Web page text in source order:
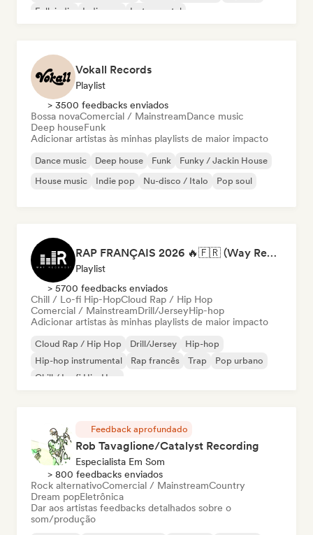
Folk indie
Indie pop Instrumental
Vokall Records
Playlist
> 3500 feedbacks enviados
Bossa novaComercial / MainstreamDance music
Deep houseFunk
Adicionar artistas às minhas playlists de maior impacto
Dance music Deep house Funk
Funky / Jackin House
House music
Indie pop Nu-disco / Italo Pop soul
RAP FRANÇAIS 2026 🔥🇫🇷 (Way Records)
Playlist
> 5700 feedbacks enviados
Chill / Lo-fi Hip-HopCloud Rap / Hip Hop
Comercial / MainstreamDrill/JerseyHip-hop
Adicionar artistas às minhas playlists de maior impacto
Cloud Rap / Hip Hop Drill/Jersey
Hip-hop
Hip-hop instrumental
Rap francês Trap
Pop urbano
Chill / Lo-fi Hip-Hop
Feedback aprofundado
Rob Tavaglione/Catalyst Recording
Especialista Em Som
> 800 feedbacks enviados
Rock alternativoComercial / MainstreamCountry
Dream popEletrônica
Dar aos artistas feedbacks detalhados sobre o
som/produção